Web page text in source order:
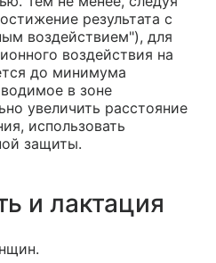
результата с
воздействием"), для
воздействия на
до минимума
в зоне
увеличить расстояние
использовать
защиты.
и лактация